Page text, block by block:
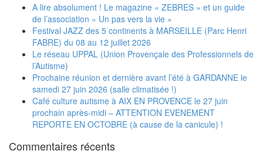
A lire absolument ! Le magazine « ZEBRES » et un guide
de l’association « Un pas vers la vie »
Festival JAZZ des 5 continents à MARSEILLE (Parc Henri
FABRE) du 08 au 12 juillet 2026
Le réseau UPPAL (Union Provençale des Professionnels de
l’Autisme)
Prochaine réunion et dernière avant l’été à GARDANNE le
samedi 27 juin 2026 (salle climatisée !)
Café culture autisme à AIX EN PROVENCE le 27 juin
prochain après-midi – ATTENTION EVENEMENT
REPORTE EN OCTOBRE (à cause de la canicule) !
Commentaires récents